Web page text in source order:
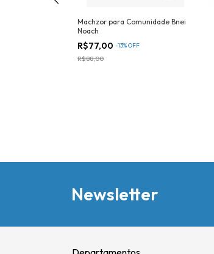
Machzor para Comunidade Bnei
Noach
R$77,00 -13%OFF
R$88,00
Newsletter